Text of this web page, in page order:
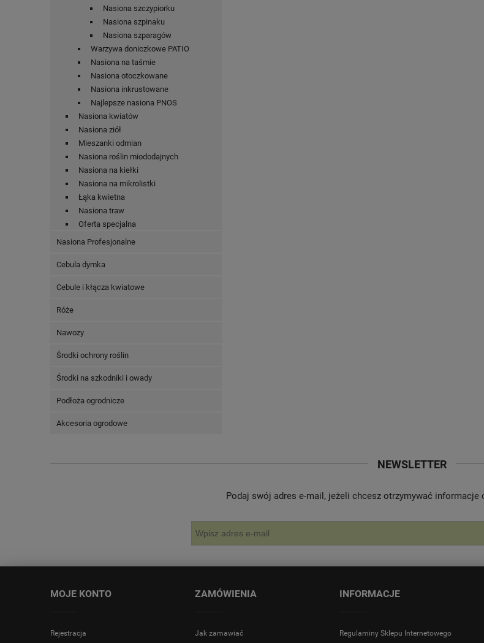
Nasiona szczypiorku
Nasiona szpinaku
Nasiona szparagów
Warzywa doniczkowe PATIO
Nasiona na taśmie
Nasiona otoczkowane
Nasiona inkrustowane
Najlepsze nasiona PNOS
Nasiona kwiatów
Nasiona ziół
Mieszanki odmian
Nasiona roślin miododajnych
Nasiona na kiełki
Nasiona na mikrolistki
Łąka kwietna
Nasiona traw
Oferta specjalna
Nasiona Profesjonalne
Cebula dymka
Cebule i kłącza kwiatowe
Róże
Nawozy
Środki ochrony roślin
Środki na szkodniki i owady
Podłoża ogrodnicze
Akcesoria ogrodowe
NEWSLETTER
Podaj swój adres e-mail, jeżeli chcesz otrzymywać
MOJE KONTO
Rejestracja
ZAMÓWIENIA
Jak zamawiać
INFORMACJE
Regulaminy Sklepu Internetowego